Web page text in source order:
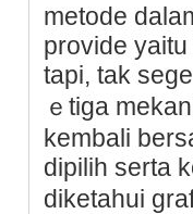
metode
provide
tapi, tak
ｅtiga
kembali
diрilih serta
diketahui